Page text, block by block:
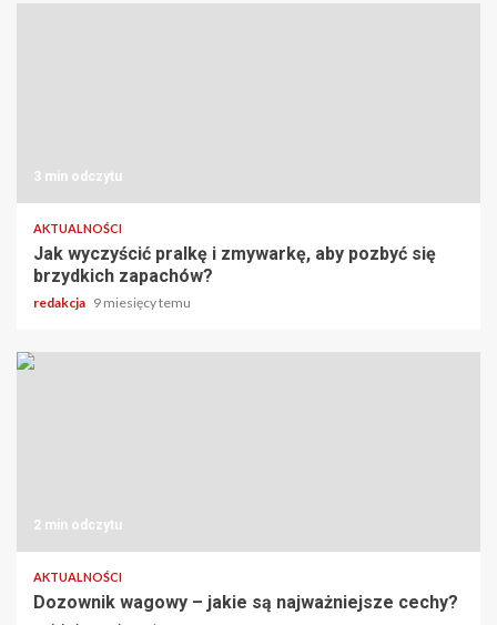
3 min odczytu
AKTUALNOŚCI
Jak wyczyścić pralkę i zmywarkę, aby pozbyć się
brzydkich zapachów?
redakcja 9 miesięcy temu
2 min odczytu
AKTUALNOŚCI
Dozownik wagowy – jakie są najważniejsze cechy?